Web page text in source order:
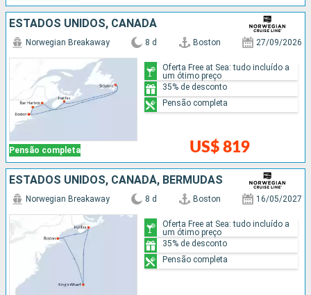
ESTADOS UNIDOS, CANADÁ
Pensão completa
Norwegian Breakaway 8 d Boston 27/09/2026
US$ 819
Oferta Free at Sea: tudo incluído a
um ótimo preço
35% de desconto
Pensão completa
ESTADOS UNIDOS, CANADÁ, BERMUDAS
Norwegian Breakaway 8 d Boston 16/05/2027
Oferta Free at Sea: tudo incluído a
um ótimo preço
35% de desconto
Pensão completa